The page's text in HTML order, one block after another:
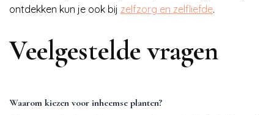
ontdekken kun je ook bij zelfzorg en zelfliefde.
Veelgestelde vragen
Waarom kiezen voor inheemse planten?